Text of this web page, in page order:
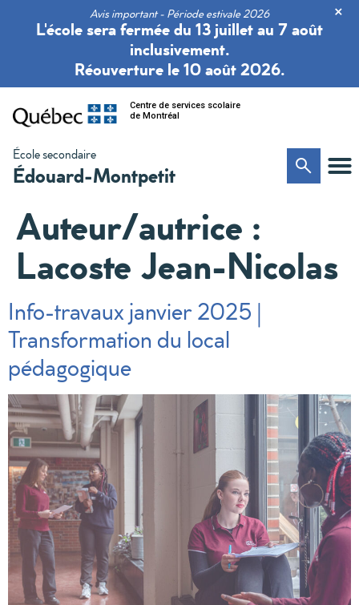
Avis important - Période estivale 2026
L'école sera fermée du 13 juillet au 7 août
inclusivement.
Réouverture le 10 août 2026.
×
Centre de services scolaire
de Montréal
École secondaire
Édouard-Montpetit
Auteur/autrice :
Lacoste Jean-Nicolas
Info-travaux janvier 2025 |
Transformation du local
pédagogique